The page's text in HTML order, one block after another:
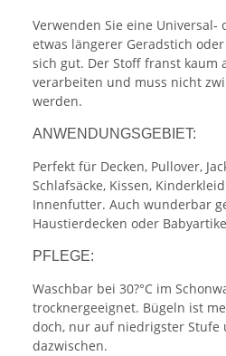
Verwenden Sie eine Universal-
etwas längerer Geradstich
sich gut. Der Stoff franst kaum
verarbeiten und muss nicht
werden.
ANWENDUNGSGEBIET:
Perfekt für Decken, Pullover,
Schlafsäcke, Kissen,
Innenfutter. Auch wunderbar
Haustierdecken oder
PFLEGE:
Waschbar bei 30?°C im
trocknergeeignet. Bügeln ist
doch, nur auf niedrigster Stufe
dazwischen.